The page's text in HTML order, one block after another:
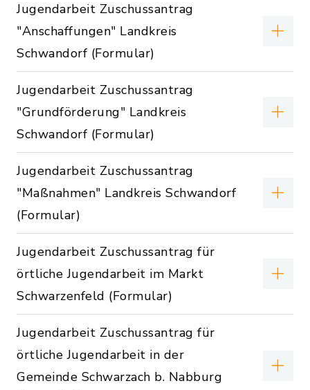
Jugendarbeit Zuschussantrag
"Anschaffungen" Landkreis
Schwandorf (Formular)
Jugendarbeit Zuschussantrag
"Grundförderung" Landkreis
Schwandorf (Formular)
Jugendarbeit Zuschussantrag
"Maßnahmen" Landkreis Schwandorf
(Formular)
Jugendarbeit Zuschussantrag für
örtliche Jugendarbeit im Markt
Schwarzenfeld (Formular)
Jugendarbeit Zuschussantrag für
örtliche Jugendarbeit in der
Gemeinde Schwarzach b. Nabburg